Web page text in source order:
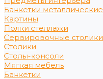
Банкетки металлические
Картины
Полки стеллажи
Сервировочные столики
Столики
Столы-консоли
Мягкая мебель
Банкетки